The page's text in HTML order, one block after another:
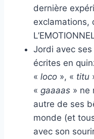
dernière
exclamations,
Jordi avec
écrites en
« loco », « titu
« gaaaas » ne
autre de ses
monde (et
avec son